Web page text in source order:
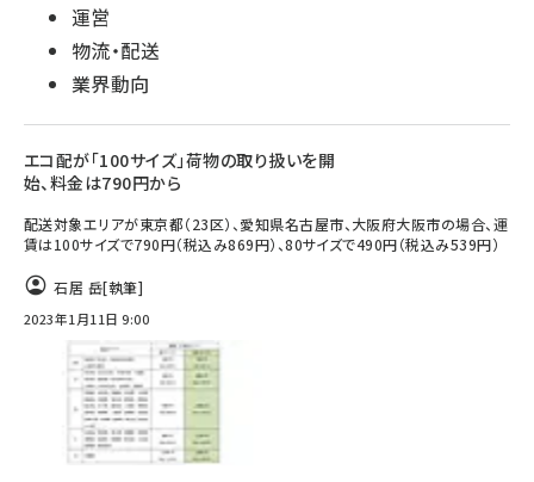
運営
物流・配送
業界動向
エコ配が「100サイズ」荷物の取り扱いを開
始、料金は790円から
配送対象エリアが東京都（23区）、愛知県名古屋市、大阪府大阪市の場合、運
賃は100サイズで790円（税込み869円）、80サイズで490円（税込み539円）
石居 岳[執筆]
2023年1月11日 9:00